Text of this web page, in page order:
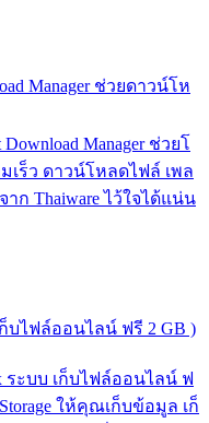
Manager ช่วยดาวน์โห
Manager ช่วยโ
เร็ว ดาวน์โหลดไฟล์ เพล
ก Thaiware ไว้ใจได้แน่น
บไฟล์ออนไลน์ ฟรี 2 GB )
ระบบ เก็บไฟล์ออนไลน์ ฟ
ให้คุณเก็บข้อมูล เก็